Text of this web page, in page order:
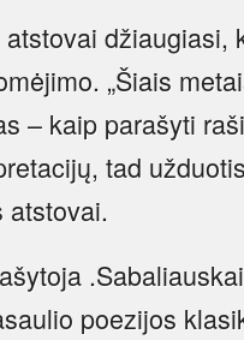
atstovai
„Šiais
– kaip parašyti
tad
atstovai.
poezijos